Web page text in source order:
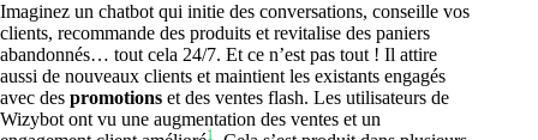
Imaginez un chatbot qui initie des conversations, conseille vos
clients, recommande des produits et revitalise des paniers
abandonnés… tout cela 24/7. Et ce n’est pas tout ! Il attire
aussi de nouveaux clients et maintient les existants engagés
avec des promotions et des ventes flash. Les utilisateurs de
Wizybot ont vu une augmentation des ventes et un
1